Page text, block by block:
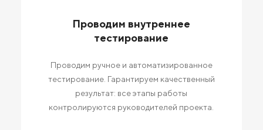
Проводим внутреннее
тестирование
Проводим ручное и автоматизированное
тестирование. Гарантируем качественный
результат: все этапы работы
контролируются руководителей проекта.